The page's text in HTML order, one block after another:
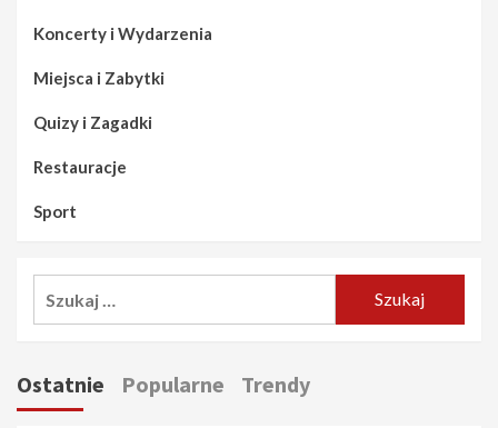
Koncerty i Wydarzenia
Miejsca i Zabytki
Quizy i Zagadki
Restauracje
Sport
Ostatnie Popularne Trendy